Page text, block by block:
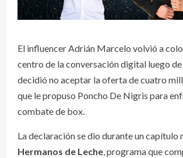
El influencer Adrián Marcelo volvió a
centro de la conversación digital luego
decidió no aceptar la oferta de cuatro
que le propuso Poncho De Nigris para
combate de box.
La declaración se dio durante un capítulo
Hermanos de Leche, programa que